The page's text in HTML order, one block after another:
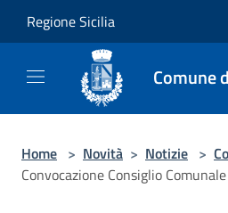
Regione Sicilia
Comune
Home > Novità > Notizie >
Convocazione Consiglio